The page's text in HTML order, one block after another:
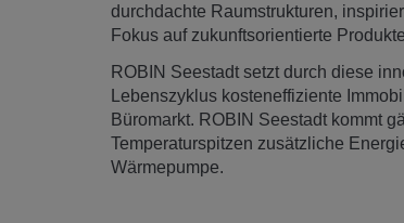
durchdachte Raumstrukturen,
Fokus auf zukunftsorientierte
ROBIN Seestadt setzt durch diese
Lebenszyklus kosteneffiziente
Büromarkt. ROBIN Seestadt kommt
Temperaturspitzen zusätzliche
Wärmepumpe.